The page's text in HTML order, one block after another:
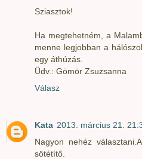
Sziasztok!
Ha megtehetném, a
menne legjobban a
egy áthúzás.
Üdv.: Gömör Zsuzsanna
Válasz
Kata 2013. március 21.
Nagyon nehéz
sötétítő.